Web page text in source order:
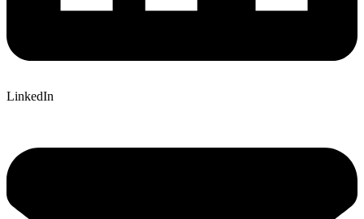
LinkedIn